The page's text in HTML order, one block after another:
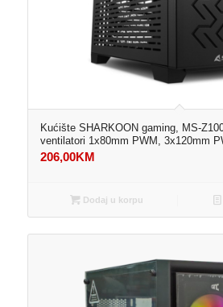
Kućište SHARKOON gaming, MS-
ventilatori 1x80mm PWM, 3x120mm
206,00KM
Dodaj u korpu